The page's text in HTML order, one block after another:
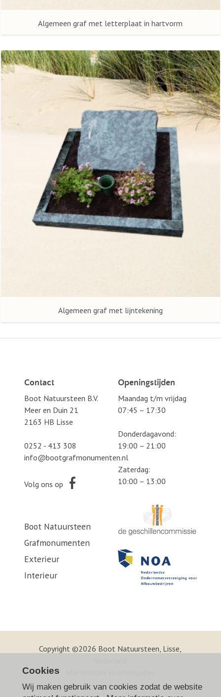
Algemeen graf met letterplaat in hartvorm
Algemeen graf met lijntekening
Contact
Boot Natuursteen B.V.
Meer en Duin 21
2163 HB Lisse
0252 - 413 308
info@bootgrafmonumenten.nl
Volg ons op
Openingstijden
Maandag t/m vrijdag
07:45 – 17:30
Donderdagavond:
19:00 – 21:00
Zaterdag:
10:00 – 13:00
Boot Natuursteen
Grafmonumenten
Exterieur
Interieur
Copyright ©2026 Boot Natuursteen, Lisse,
Cookies
Wij maken gebruik van cookies zodat de website